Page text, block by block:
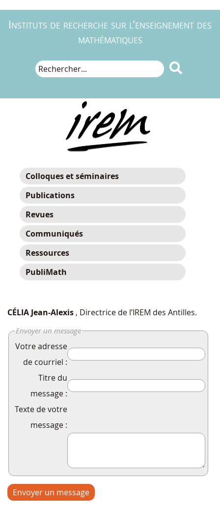
Instituts de recherche sur l’enseignement des
mathématiques

Colloques et séminaires
Publications
Revues
Communiqués
Ressources
PubliMath
CÉLIA Jean-Alexis , Directrice de l’IREM des Antilles.
Envoyer un message
Votre adresse
de courriel :
Titre du
message :
Texte de votre
message :